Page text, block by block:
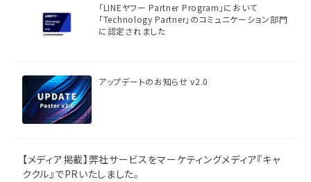
「LINEヤフー Partner Program」において
「Technology Partner」のコミュニケーション部門
に認定されました
アップデートのお知らせ v2.0
【メディア掲載】弊社サービスをマーケティングメディア『キャ
ククル』でPRいたしました。